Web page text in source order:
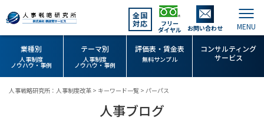
全国
対応
フリー
ダイヤル お問い合わせ
業種別
人事制度
ノウハウ・事例
テーマ別
人事制度
ノウハウ・事例
評価表・賃金表
無料サンプル
コンサルティング
サービス
人事戦略研究所：人事制度改革 > キーワード一覧 > パーパス
人事ブログ